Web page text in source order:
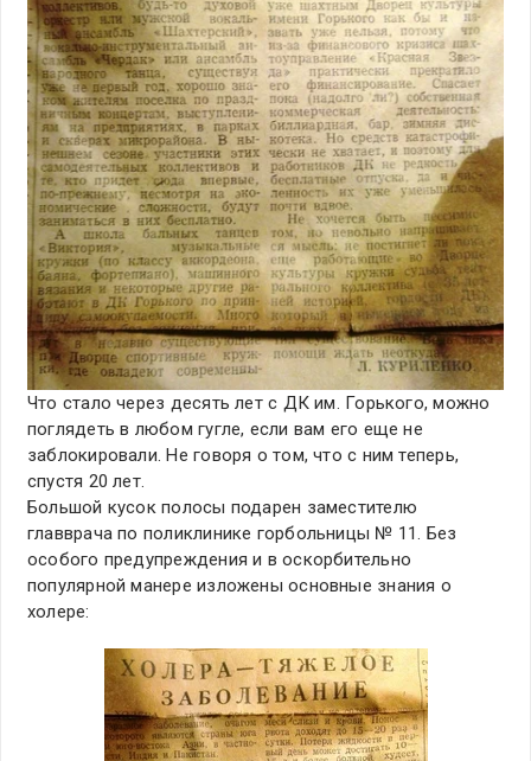
Что стало через десять лет с ДК им. Горького, можно
поглядеть в любом гугле, если вам его еще не
заблокировали. Не говоря о том, что с ним теперь,
спустя 20 лет.
Большой кусок полосы подарен заместителю
главврача по поликлинике горбольницы № 11. Без
особого предупреждения и в оскорбительно
популярной манере изложены основные знания о
холере: